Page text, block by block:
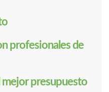
profesionales de
mejor presupuesto